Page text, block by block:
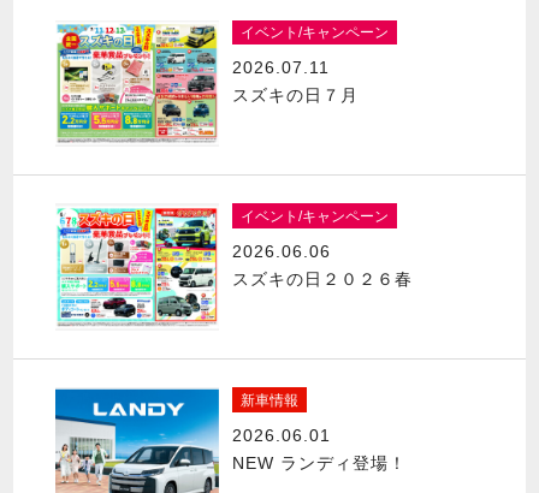
イベント/キャンペーン
2026.07.11
スズキの日７月
イベント/キャンペーン
2026.06.06
スズキの日２０２６春
新車情報
2026.06.01
NEW ランディ登場！